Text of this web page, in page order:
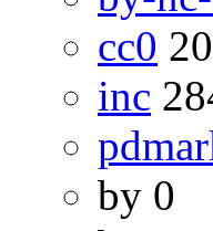
cc0 20
inc
by 0